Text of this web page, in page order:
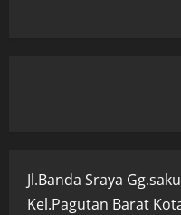
Jl.Banda Sraya
Kel.Pagutan Barat